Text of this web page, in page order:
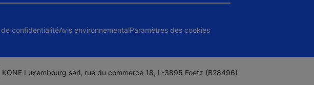
confidentialitéAvis environnementalParamètres des cookies
Luxembourg sàrl, rue du commerce 18, L-3895 Foetz (B28496)